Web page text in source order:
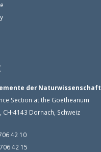
der Naturwissenschaft
Section at the Goetheanum
CH-4143 Dornach, Schweiz
42 10
42 15